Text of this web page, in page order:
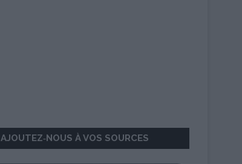
AJOUTEZ‑NOUS À VOS SOURCES